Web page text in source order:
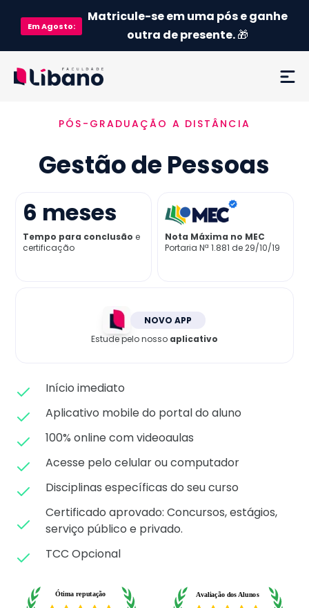
EmAgosto:
Matricule-se em uma pós e ganhe
outra de presente.🎁
Ementa
Como funciona
Credenciamento MEC
Preço
PÓS-GRADUAÇÃO A DISTÂNCIA
Gestão de Pessoas
6 meses
Tempo para conclusão e
certificação
Nota Máxima no MEC
Portaria Nª 1.881 de 29/10/19
NOVO APP
Estude pelo nosso aplicativo
Início imediato
Aplicativo mobile do portal do aluno
100% online com videoaulas
Acesse pelo celular ou computador
Disciplinas específicas do seu curso
Certificado aprovado: Concursos, estágios,
serviço público e privado.
TCC Opcional